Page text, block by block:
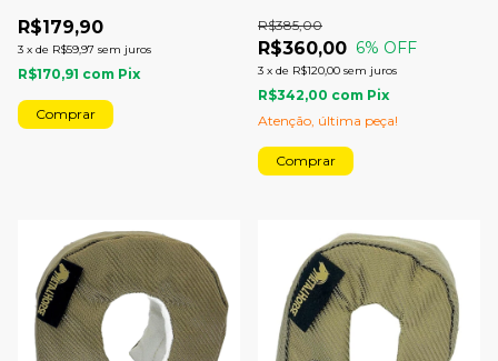
R$179,90
3 x de R$59,97 sem juros
R$170,91 com Pix
R$360,00
R$385,00
6% OFF
3 x de R$120,00 sem juros
R$342,00 com Pix
Atenção, última peça!